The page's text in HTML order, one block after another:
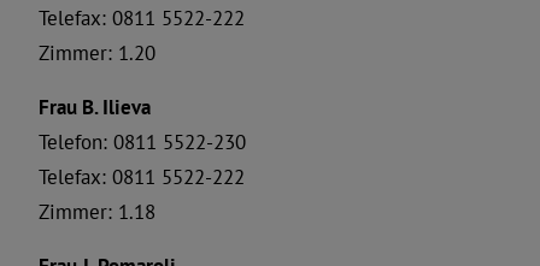
ÖPNV - öffentlicher
Planen, Bauen, Technik,
Umwelt
Telefax: 0811 5522-222
Zimmer: 1.20
Frau B. Ilieva
Telefon: 0811 5522-230
Telefax: 0811 5522-222
Zimmer: 1.18